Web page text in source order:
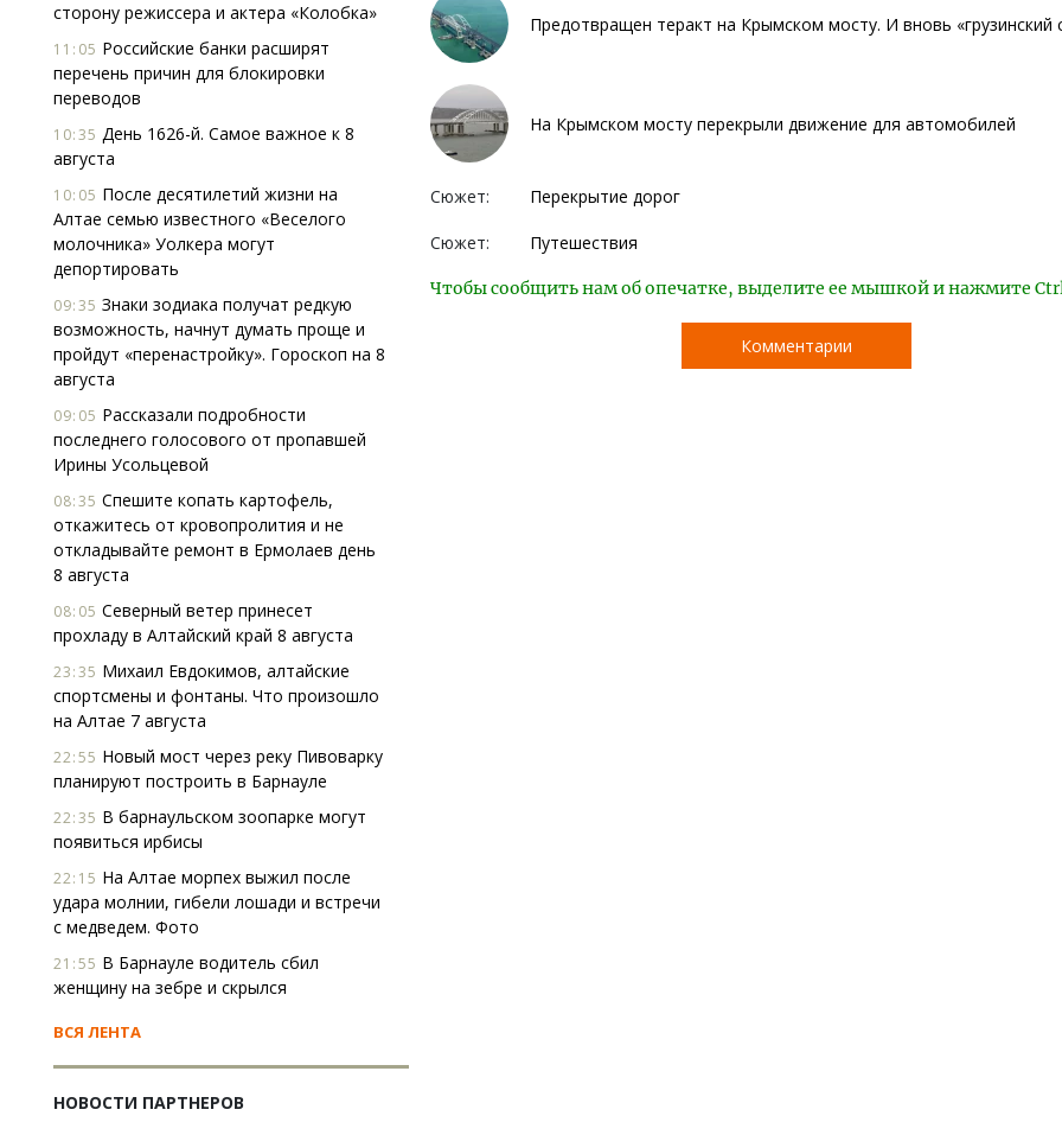
сторону режиссера и актера «Колобка»
11:05 Российские банки расширят
перечень причин для блокировки
переводов
10:35 День 1626-й. Самое важное к 8
августа
10:05 После десятилетий жизни на
Алтае семью известного «Веселого
молочника» Уолкера могут
депортировать
09:35 Знаки зодиака получат редкую
возможность, начнут думать проще и
пройдут «перенастройку». Гороскоп на 8
августа
09:05 Рассказали подробности
последнего голосового от пропавшей
Ирины Усольцевой
08:35 Спешите копать картофель,
откажитесь от кровопролития и не
откладывайте ремонт в Ермолаев день
8 августа
08:05 Северный ветер принесет
прохладу в Алтайский край 8 августа
23:35 Михаил Евдокимов, алтайские
спортсмены и фонтаны. Что произошло
на Алтае 7 августа
22:55 Новый мост через реку Пивоварку
планируют построить в Барнауле
22:35 В барнаульском зоопарке могут
появиться ирбисы
22:15 На Алтае морпех выжил после
удара молнии, гибели лошади и встречи
с медведем. Фото
21:55 В Барнауле водитель сбил
женщину на зебре и скрылся
ВСЯ ЛЕНТА
НОВОСТИ ПАРТНЕРОВ
Предотвращен теракт на Крымском мосту. И вновь «грузинский
На Крымском мосту перекрыли движение для автомобилей
Сюжет: Перекрытие дорог
Сюжет: Путешествия
Чтобы сообщить нам об опечатке, выделите ее мышкой и нажмите
Комментарии